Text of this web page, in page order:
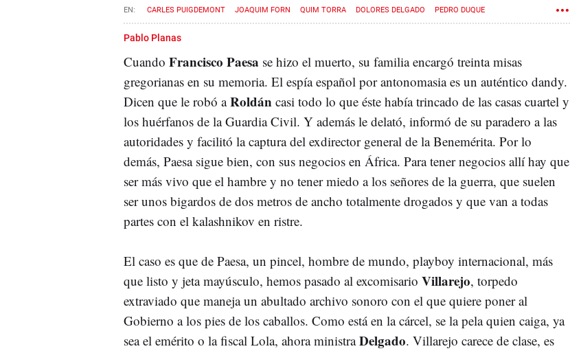
CARLES PUIGDEMONT JOAQUIM FORN QUIM TORRA DOLORES DELGADO PEDRO DUQUE
Pablo Planas
Cuando Francisco Paesa se hizo el muerto, su familia encargó treinta misas
gregorianas en su memoria. El espía español por antonomasia es un auténtico dandy.
Dicen que le robó aRoldán casi todo lo que éste había trincado de las casas cuartel y
los huérfanos de la Guardia Civil. Y además le delató, informó de su paradero a las
autoridades y facilitó la captura del exdirector general de la Benemérita. Por lo
demás, Paesa sigue bien, con sus negocios en África. Para tener negocios allí hay que
ser más vivo que el hambre y no tener miedo a los señores de la guerra, que suelen
ser unos bigardos de dos metros de ancho totalmente drogados y que van a todas
partes con el kalashnikov en ristre.
El caso es que de Paesa, un pincel, hombre de mundo, playboy internacional, más
que listo y jeta mayúsculo, hemos pasado al excomisario Villarejo, torpedo
extraviado que maneja un abultado archivo sonoro con el que quiere poner al
Gobierno a los pies de los caballos. Como está en la cárcel, se la pela quien caiga, ya
sea el emérito o la fiscal Lola, ahora ministraDelgado. Villarejo carece de clase, es